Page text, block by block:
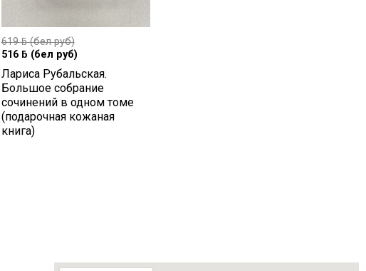
619ƃ(бел руб)
516 ƃ (бел руб)
Лариса Рубальская.
Большое собрание
сочинений в одном томе
(подарочная кожаная
книга)